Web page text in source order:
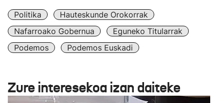
Politika
Hauteskunde Orokorrak
Nafarroako Gobernua
Eguneko Titularrak
Podemos
Podemos Euskadi
Zure interesekoa izan daiteke